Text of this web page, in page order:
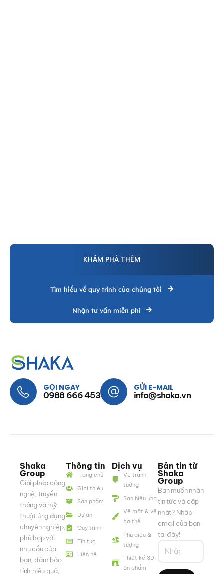
KHÁM PHÁ THÊM
Tìm hiểu về quy trình của chúng tôi
Nhận tư vấn miễn phí
GỌI NGAY
0988 666 453
GỬI E-MAIL
info@shaka.vn
Shaka
Group
Giải pháp công
nghệ, truyền
thông và mỹ
thuật ứng dụng
chuyên nghiệp,
phù hợp với
nhu cầu của
bạn; đảm bảo
tính hiệu quả,
Thông tin
Trang chủ
Giới thiệu
Sản phẩm
Dự án
Quy trình
Tin tức
Liên hệ
Dịch vụ
Vẽ tranh
tường
Sơn hiệu ứng
Vẽ mặt & vẽ
cơ thể
Phù điêu &
tượng
Thiết kế 3D,
ấn phẩm
Bản tin từ
Shaka
Group
Bạn muốn nhận
tin tức và cập
nhật? Nhập
email của bạn
tại đây!